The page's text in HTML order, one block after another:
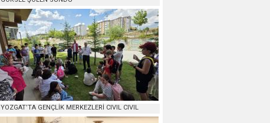
YOZGAT’TA GENÇLİK MERKEZLERİ CIVIL CIVIL